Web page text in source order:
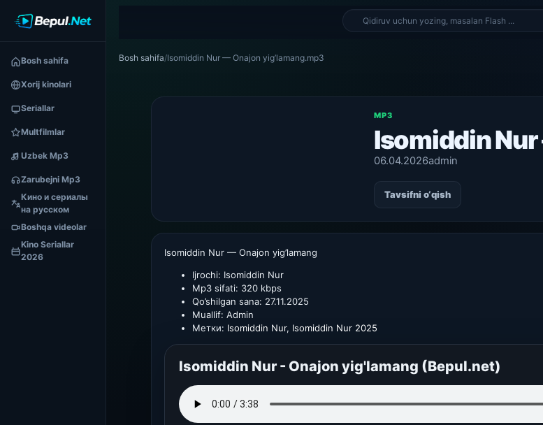
Bosh sahifa
Xorij kinolari
Seriallar
Multfilmlar
Uzbek Mp3
Zarubejni Mp3
Кино и сериалы
на русском
Boshqa videolar
Kino Seriallar
2026
Bosh sahifa/Isomiddin Nur — Onajon yig’lamang.mp3
MP3
Isomiddin
06.04.2026admin
Tavsifni o‘qish
Isomiddin Nur — Onajon yig’lamang
Ijrochi: Isomiddin Nur
Mp3 sifati: 320 kbps
Qo’shilgan sana: 27.11.2025
Muallif: Admin
Метки: Isomiddin Nur, Isomiddin Nur 2025
Isomiddin Nur - Onajon yig'lamang (Bepul.net)